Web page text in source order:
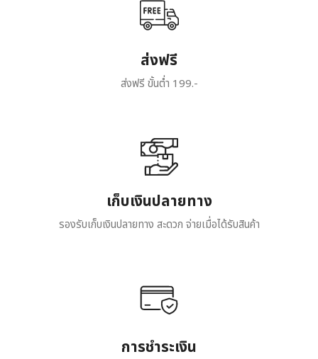
ส่งฟรี
ส่งฟรี ขั้นต่ำ 199.-
เก็บเงินปลายทาง
รองรับเก็บเงินปลายทาง สะดวก จ่ายเมื่อได้รับสินค้า
การชำระเงิน